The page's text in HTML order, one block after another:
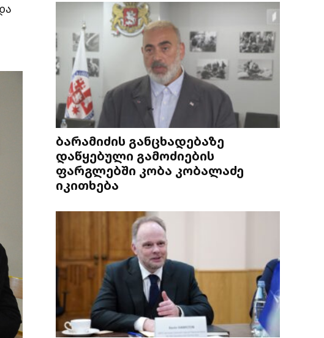
ბარამიძის განცხადებაზე
დაწყებული გამოძიების
ფარგლებში კობა კობალაძე
იკითხება